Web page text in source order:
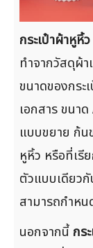
กระเป๋าผ้าหูหิ้
ทำจากวัสดุผ้
ขนาดของกระ
เอกสาร ขนา
แบบขยาย ก้น
หูหิ้ว หรือที่เรี
ตัวแบบเดียวกั
สามารถกำห
นอกจากนี้ กร